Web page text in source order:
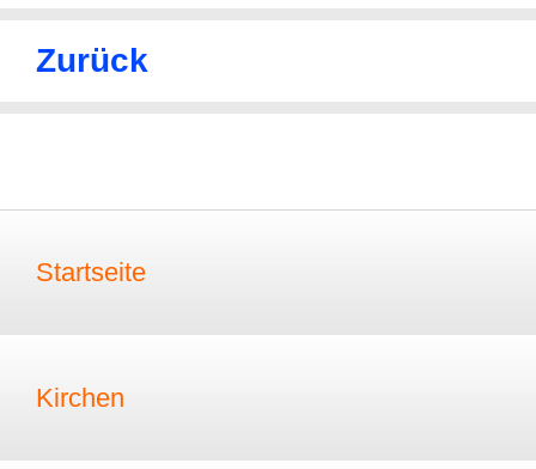
Zurück
Startseite
Kirchen